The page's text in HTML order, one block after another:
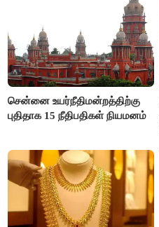
சென்னை உயர்நீதிமன்றத்திற்கு
புதிதாக 15 நீதிபதிகள் நியமனம்